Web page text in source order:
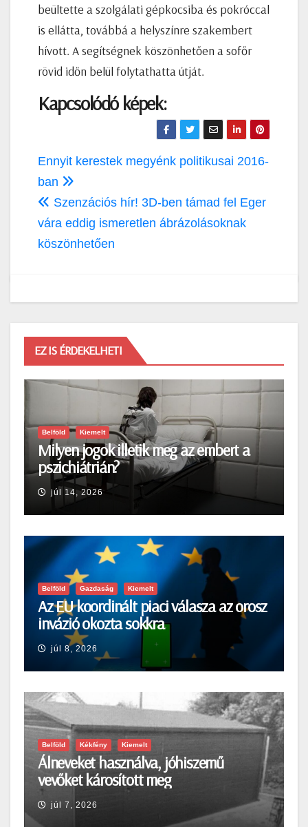
beültette a szolgálati gépkocsiba és pokróccal
is ellátta, továbbá a helyszínre szakembert
hívott. A segítségnek köszönhetően a sofőr
rövid időn belül folytathatta útját.
Kapcsolódó képek:
Bejegyzés
navigáció
Ennyit kerestek megyénk politikusai 2016-
ban
Szenzációs hír! 3D-ben támad fel Eger
vára eddig ismeretlen ábrázolásoknak
köszönhetően
EZ IS ÉRDEKELHETI
Belföld Kiemelt
Milyen jogok illetik meg az embert a
pszichiátrián?
júl 14, 2026
Belföld Gazdaság Kiemelt
Az EU koordinált piaci válasza az orosz
invázió okozta sokkra
júl 8, 2026
Belföld Kékfény Kiemelt
Álneveket használva, jóhiszemű
vevőket károsított meg
júl 7, 2026